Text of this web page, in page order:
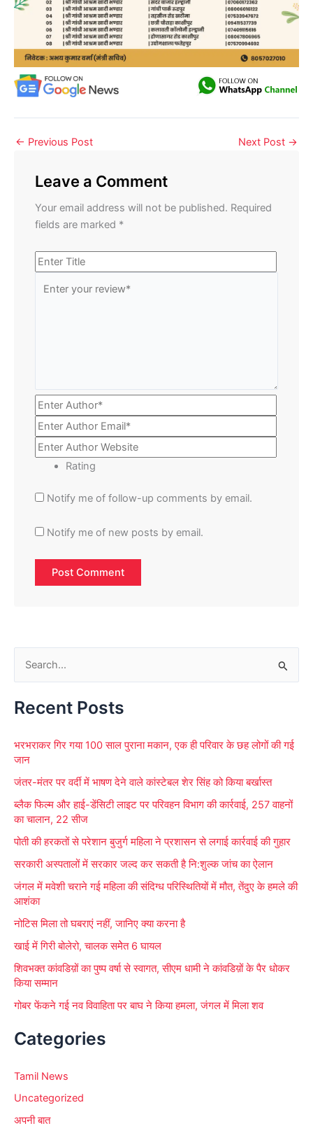
← Previous Post Next Post →
Leave a Comment
Your email address will not be published. Required
fields are marked *
Rating
Notify me of follow-up comments by email.
Notify me of new posts by email.
a
c
f
o
Recent Posts
भरभराकर गिर गया 100 साल पुराना मकान, एक ही परिवार के छह लोगों की गई
जान
जंतर-मंतर पर वर्दी में भाषण देने वाले कांस्टेबल शेर सिंह को किया बर्खास्त
ब्लैक फिल्म और हाई-डेंसिटी लाइट पर परिवहन विभाग की कार्रवाई, 257 वाहनों
का चालान, 22 सीज
पोती की हरकतों से परेशान बुजुर्ग महिला ने प्रशासन से लगाई कार्रवाई की गुहार
सरकारी अस्पतालों में सरकार जल्द कर सकती है नि:शुल्क जांच का ऐलान
जंगल में मवेशी चराने गई महिला की संदिग्ध परिस्थितियों में मौत, तेंदुए के हमले की
आशंका
नोटिस मिला तो घबराएं नहीं, जानिए क्या करना है
खाई में गिरी बोलेरो, चालक समेेत 6 घायल
शिवभक्त कांवडिय़ों का पुष्प वर्षा से स्वागत, सीएम धामी ने कांवडिय़ों के पैर धोकर
किया सम्मान
गोबर फेंकने गई नव विवाहिता पर बाघ ने किया हमला, जंगल में मिला शव
Categories
Tamil News
Uncategorized
अपनी बात